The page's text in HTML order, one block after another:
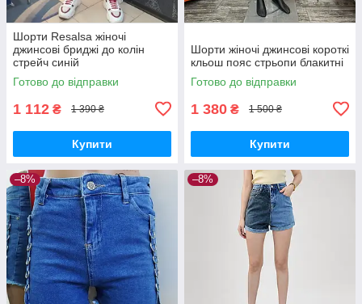
Шорти Resalsa жіночі
джинсові бриджі до колін
стрейч синій
Готово до відправки
1 112 ₴ 1 390 ₴
Купити
Шорти жіночі джинсові короткі
кльош пояс стрьопи блакитні
Готово до відправки
1 380 ₴ 1 500 ₴
Купити
–8% –8%